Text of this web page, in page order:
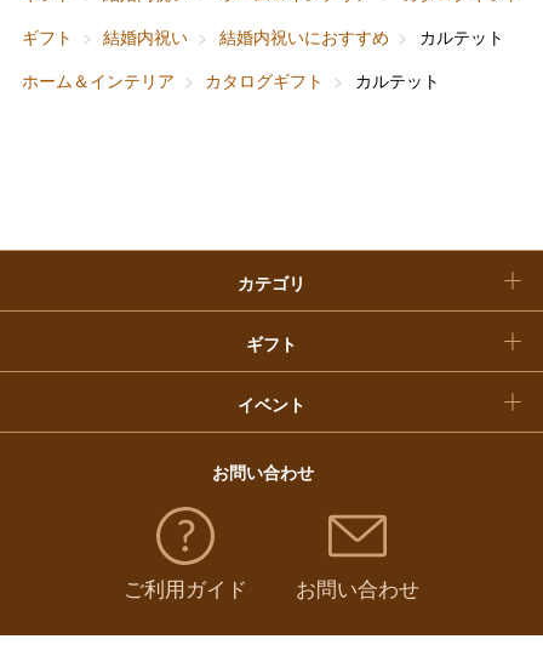
ギフト
結婚内祝い 結婚内祝いにおすすめ
カルテット
ホーム＆インテリア
カタログギフト カルテット
カテゴリ
ベビー＆キッズ
ギフト
お香典返し
快気祝い
イベント
敬老の日
福袋
お問い合わせ
ご利用ガイド お問い合わせ